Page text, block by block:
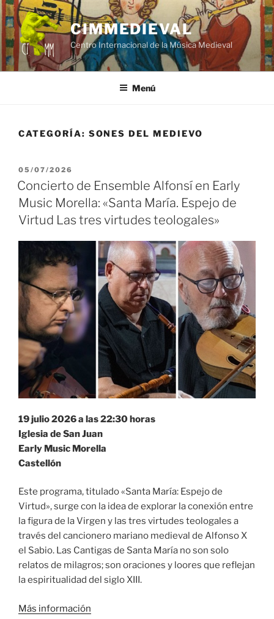
Saltar
al
contenido
CIMMEDIEVAL
Centro Internacional de la Música Medieval
Menú
CATEGORÍA: SONES DEL MEDIEVO
PUBLICADO
EL
05/07/2026
Concierto de Ensemble Alfonsí en Early
Music Morella: «Santa María. Espejo de
Virtud Las tres virtudes teologales»
19 julio 2026 a las 22:30 horas
Iglesia de San Juan
Early Music Morella
Castellón
Este programa, titulado «Santa María: Espejo de
Virtud», surge con la idea de explorar la conexión entre
la figura de la Virgen y las tres virtudes teologales a
través del cancionero mariano medieval de Alfonso X
el Sabio. Las Cantigas de Santa María no son solo
relatos de milagros; son oraciones y loores que reflejan
la espiritualidad del siglo XIII.
Más información